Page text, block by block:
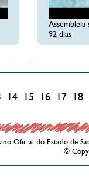
92 dias
14 15 16 17 18
Oficial do Estado de
©